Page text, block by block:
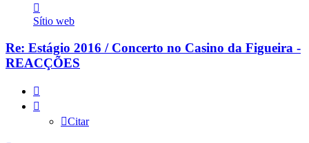
António
Pinheiro
Sítio web
Re: Estágio 2016 / Concerto no Casino da Figueira -
REACÇÕES
Citar